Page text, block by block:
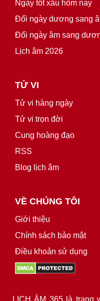
Ngày tốt xấu hôm nay
Đổi ngày dương sang
Đổi ngày âm sang
Lịch âm 2026
TỬ VI
Tử vi hàng ngày
Tử vi trọn đời
Cung hoàng đạo
RSS
Blog lịch âm
VỀ CHÚNG TÔI
Giới thiệu
Chính sách bảo mật
Điều khoản sử dụng
LỊCH ÂM 365 là